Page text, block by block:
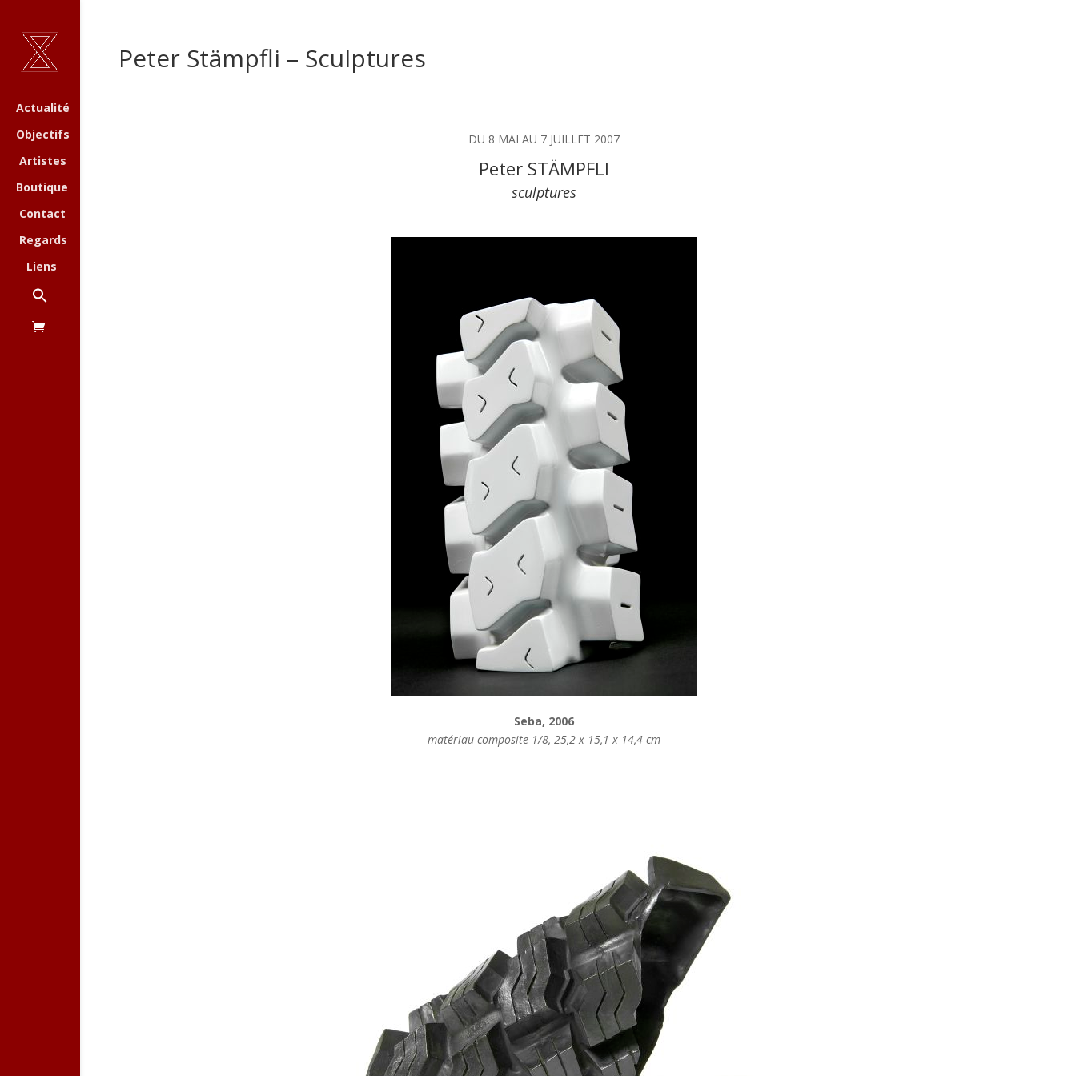
Actualité
Objectifs
Artistes
Boutique
Contact
Regards
Liens
Peter Stämpfli – Sculptures
DU 8 MAI AU 7 JUILLET 2007
Peter STÄMPFLI
sculptures
Seba, 2006
matériau composite 1/8, 25,2 x 15,1 x 14,4 cm